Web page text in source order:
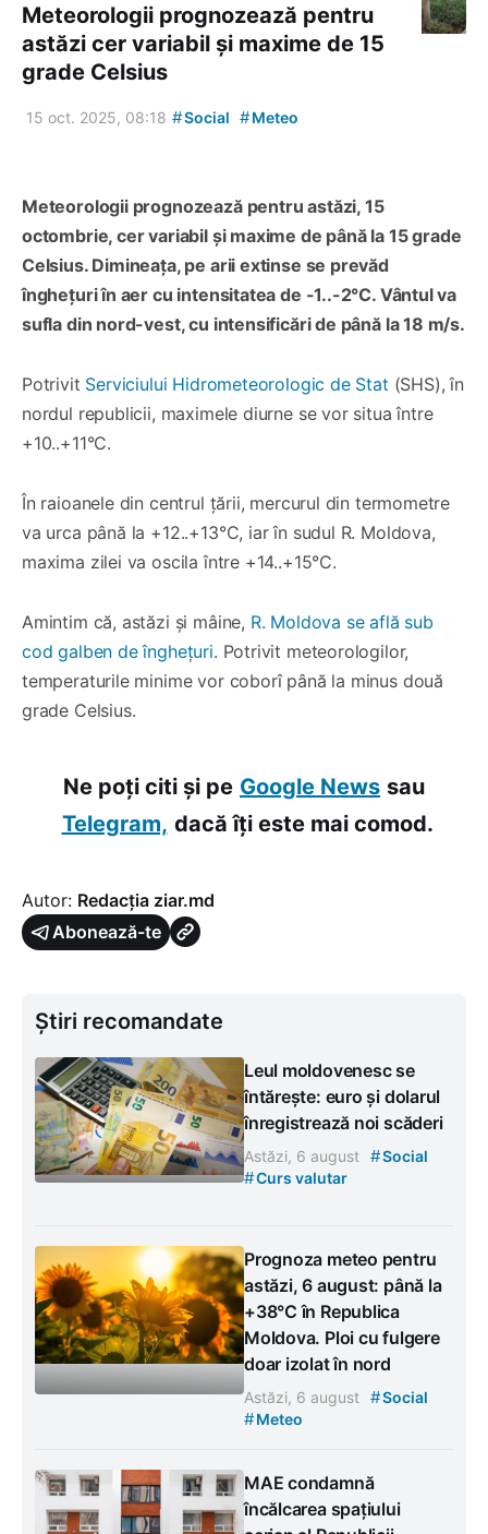
Meteorologii prognozează pentru
astăzi cer variabil și maxime de 15
grade Celsius
15 oct. 2025, 08:18 #Social #Meteo
Meteorologii prognozează pentru astăzi, 15
octombrie, cer variabil și maxime de până la 15 grade
Celsius. Dimineața, pe arii extinse se prevăd
înghețuri în aer cu intensitatea de -1..-2°C. Vântul va
sufla din nord-vest, cu intensificări de până la 18 m/s.
Potrivit Serviciului Hidrometeorologic de Stat (SHS), în
nordul republicii, maximele diurne se vor situa între
+10..+11°C.
În raioanele din centrul țării, mercurul din termometre
va urca până la +12..+13°C, iar în sudul R. Moldova,
maxima zilei va oscila între +14..+15°C.
Amintim că, astăzi și mâine, R. Moldova se află sub
cod galben de înghețuri. Potrivit meteorologilor,
temperaturile minime vor coborî până la minus două
grade Celsius.
Ne poți citi și pe Google News sau
Telegram, dacă îți este mai comod.
Autor: Redacția ziar.md
Abonează-te
Știri recomandate
Leul moldovenesc se
întărește: euro și dolarul
înregistrează noi scăderi
Astăzi, 6 august #Social
#Curs valutar
Prognoza meteo pentru
astăzi, 6 august: până la
+38°C în Republica
Moldova. Ploi cu fulgere
doar izolat în nord
Astăzi, 6 august #Social
#Meteo
MAE condamnă
încălcarea spațiului